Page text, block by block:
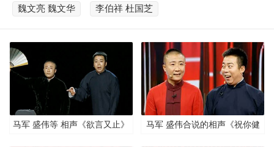
魏文亮 魏文华 李伯祥 杜国芝
马军 盛伟等 相声《欲言又止》
马军 盛伟合说的相声《祝你健